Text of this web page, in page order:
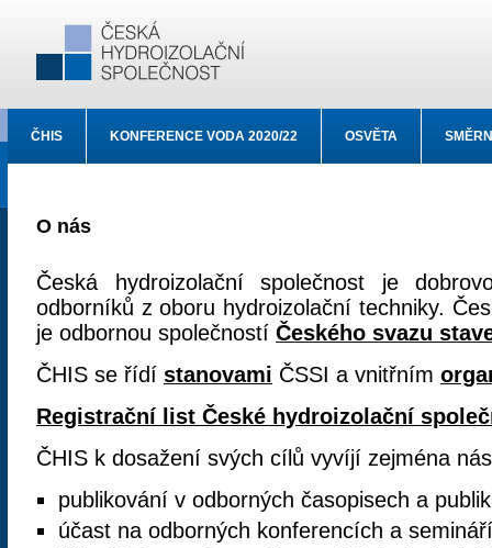
ČHIS KONFERENCE VODA 2020/22 OSVĚTA
O nás
Česká hydroizolační společnost je
odborníků z oboru hydroizolační techniky.
je odbornou společností Českého svazu
ČHIS se řídí stanovami ČSSI a vnitřním
Registrační list České hydroizolační
ČHIS k dosažení svých cílů vyvíjí zejména
publikování v odborných časopisech a
účast na odborných konferencích a